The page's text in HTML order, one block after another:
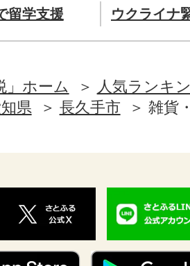
留学支援 ウクライナ
」ホーム
人気ランキ
県 長久手市 雑貨